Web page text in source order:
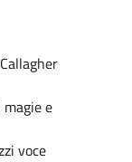
magie e
voce